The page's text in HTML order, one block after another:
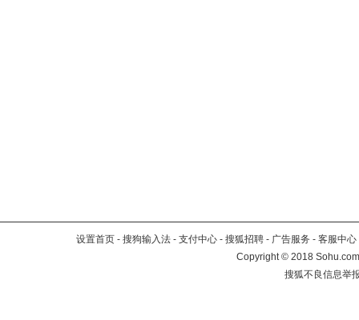
设置首页 - 搜狗输入法 - 支付中心 - 搜狐招聘 - 广告服务 - 客服中心
Copyright©2018
搜狐不良信息举